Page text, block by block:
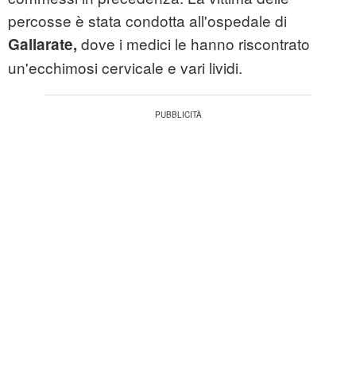
percosse è stata condotta all'ospedale di
Gallarate, dove i medici le hanno riscontrato
un'ecchimosi cervicale e vari lividi.